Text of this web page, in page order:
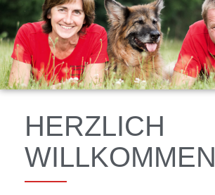
HERZLICH
WILLKOMMEN